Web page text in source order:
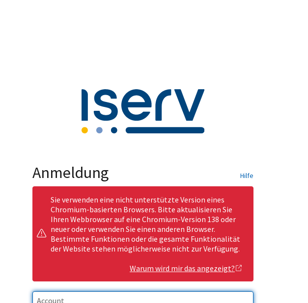
Anmeldung Hilfe
Sie verwenden eine nicht unterstützte Version eines
Chromium-basierten Browsers. Bitte aktualisieren Sie
Ihren Webbrowser auf eine Chromium-Version 138 oder
neuer oder verwenden Sie einen anderen Browser.
Bestimmte Funktionen oder die gesamte Funktionalität
der Website stehen möglicherweise nicht zur Verfügung.
Warum wird mir das angezeigt?